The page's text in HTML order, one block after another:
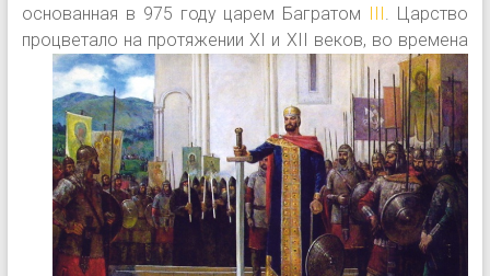
основанная в 975 году царем Багратом
. Царство
процветало на протяжении XI и XII веков, во времена